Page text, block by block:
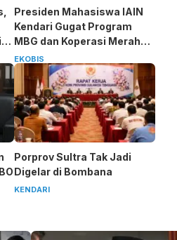
Presiden Mahasiswa IAIN
Kendari Gugat Program
MBG dan Koperasi Merah
Putih
EKOBIS
Porprov Sultra Tak Jadi
Digelar di Bombana
KENDARI